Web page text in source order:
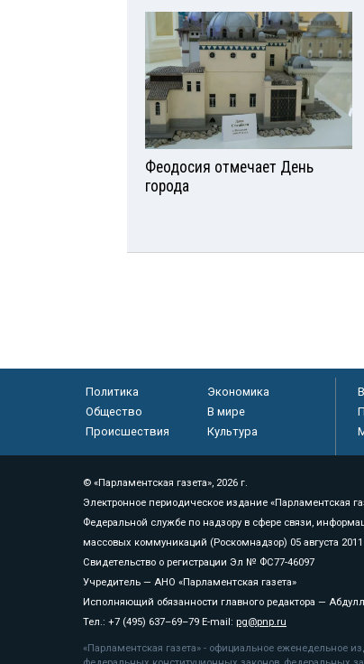
Феодосия отмечает День
города
Политика
Экономика
Общество
В мире
Происшествия
Культура
© «Парламентская газета», 2026 г.
Электронное периодическое издание «Парламентская
Федеральной службе по надзору в сфере связи,
массовых коммуникаций (Роскомнадзор) 05 августа 2011
Свидетельство о регистрации Эл № ФС77-46097
Учредитель — АНО «Парламентская газета»
Исполняющий обязанности главного редактора —
Тел.: +7 (495) 637–69–79 E-mail: pg@pnp.ru
«Парламентская газета» - официальное еженедельное